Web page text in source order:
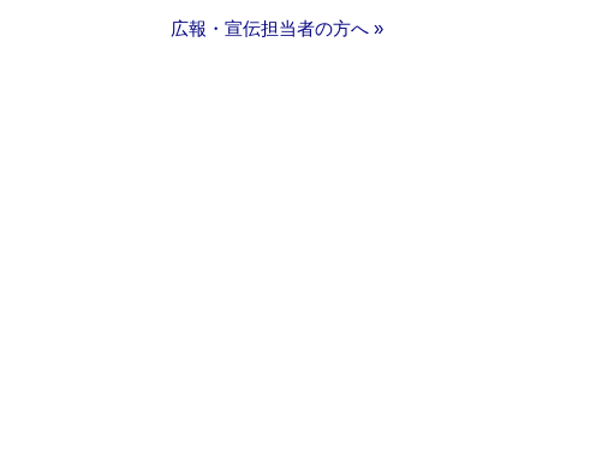
広報・宣伝担当者の方へ »